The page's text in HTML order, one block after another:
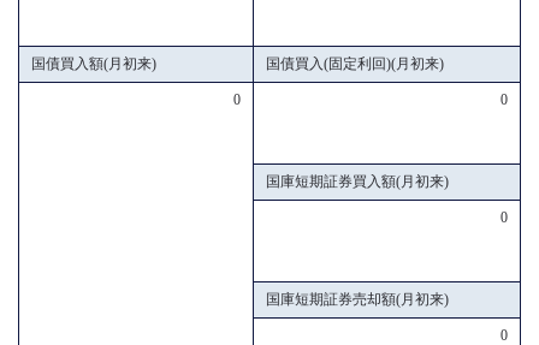
国債買入額(月初来) 国債買入(固定利回)(月初来)
0 0
国庫短期証券買入額(月初来)
0
国庫短期証券売却額(月初来)
0